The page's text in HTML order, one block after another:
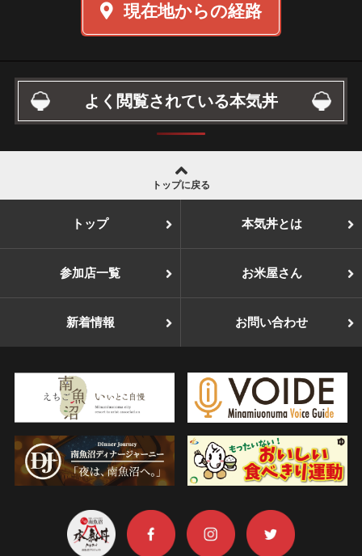
現在地からの経路
よく閲覧されている本気丼
トップに戻る
トップ 本気丼とは
参加店一覧 お米屋さん
新着情報 お問い合わせ